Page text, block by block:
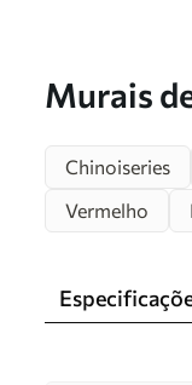
Murais
Chinoiseries
Vermelho